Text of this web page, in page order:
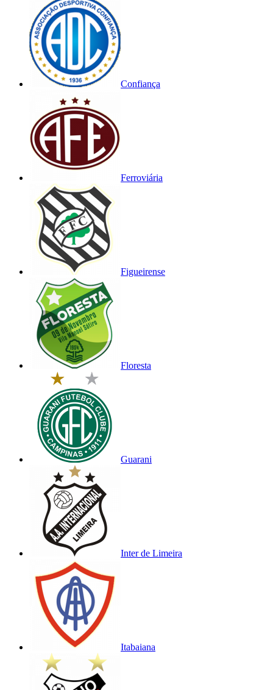
Confiança
Ferroviária
Figueirense
Floresta
Guarani
Inter de Limeira
Itabaiana